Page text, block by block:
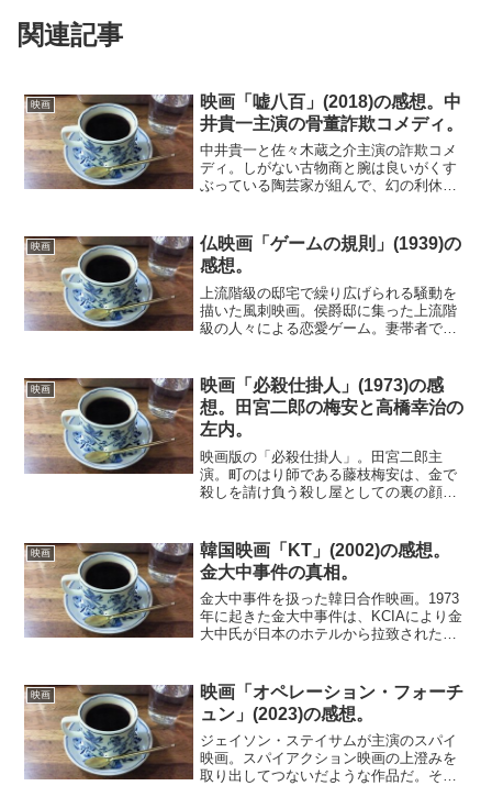
関連記事
映画
映画「嘘八百」(2018)の感想。中
井貴一主演の骨董詐欺コメディ。
中井貴一と佐々木蔵之介主演の詐欺コメ
ディ。しがない古物商と腕は良いがくす
ぶっている陶芸家が組んで、幻の利休茶
開になっていないのは残念。一応、大御
所鑑定士の理不尽な仕打ち...
映画
仏映画「ゲームの規則」(1939)の
感想。
上流階級の邸宅で繰り広げられる騒動を
描いた風刺映画。侯爵邸に集った上流階
級の人々による恋愛ゲーム。妻帯者であ
自由奔放すぎるドタバタ騒動が進行す
る。彼らは、誤射による殺傷...
映画
映画「必殺仕掛人」(1973)の感
想。田宮二郎の梅安と高橋幸治の
左内。
映画版の「必殺仕掛人」。田宮二郎主
演。町のはり師である藤枝梅安は、金で
殺しを請け負う殺し屋としての裏の顔を
る。跡取りをないがしろにする義母とそ
の愛人。梅安は、跡取りの後見...
映画
韓国映画「KT」(2002)の感想。
金大中事件の真相。
金大中事件を扱った韓日合作映画。1973
年に起きた金大中事件は、KCIAにより金
大中氏が日本のホテルから拉致された事
された。この事件については、その後に
真相が明らかにな...
映画
映画「オペレーション・フォーチ
ュン」(2023)の感想。
ジェイソン・ステイサムが主演のスパイ
映画。スパイアクション映画の上澄みを
取り出してつないだような作品だ。その